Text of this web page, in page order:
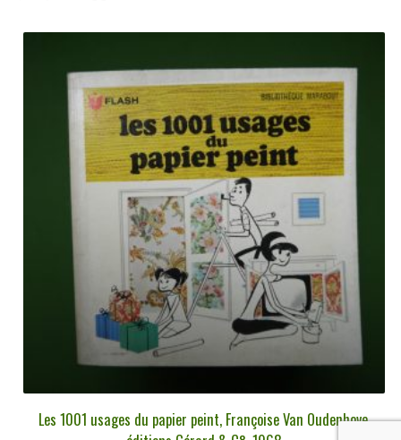
Les 1001 usages du papier peint, Françoise Van Oudenhove,